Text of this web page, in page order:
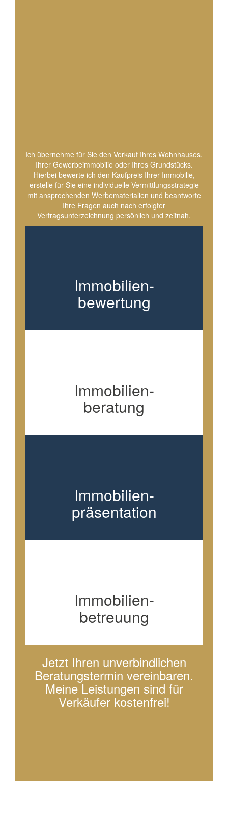
Ich übernehme für Sie den Verkauf Ihres Wohnhauses,
Ihrer Gewerbeimmobilie oder Ihres Grundstücks.
Hierbei bewerte ich den Kaufpreis Ihrer Immobilie,
erstelle für Sie eine individuelle Vermittlungsstrategie
mit ansprechenden Werbematerialien und beantworte
Ihre Fragen auch nach erfolgter
Vertragsunterzeichnung persönlich und zeitnah.
Immobilien-
bewertung
Immobilien-
beratung
Immobilien-
präsentation
Immobilien-
betreuung
Jetzt Ihren unverbindlichen
Beratungstermin vereinbaren.
Meine Leistungen sind für
Verkäufer kostenfrei!